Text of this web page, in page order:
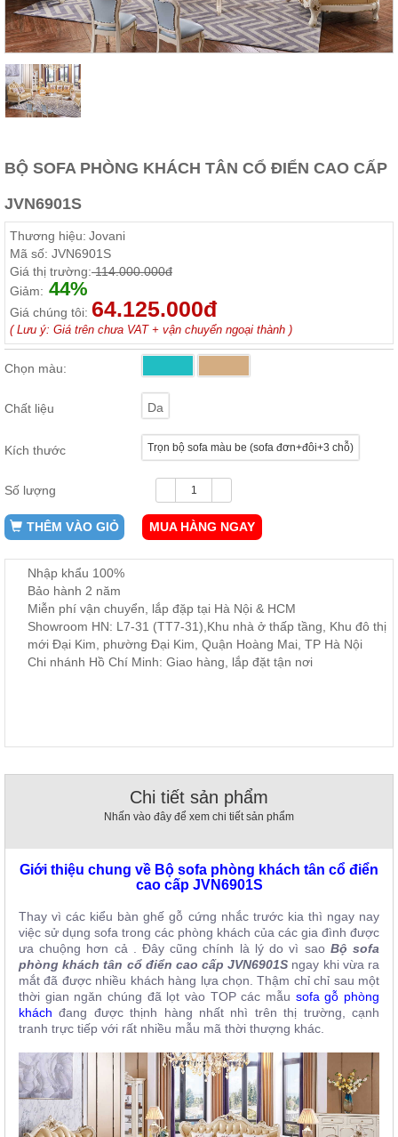
Thất
Phòng
Khách
Sofa,
tủ
rượu,
Bàn
trà...
Thất
Phòng
Giường
áo, bàn
trang
điểm
Nội
Thất
ăn,
kệ
Nội
Thất
Ban
Công,
Vườn
Trang
Nội
Nhà
Hàng
Nhà
Hàng
BỘ SOFA PHÒNG KHÁCH TÂN CỔ ĐIỂN CAO CẤP
JVN6901S
Thương hiệu: Jovani
Mã số: JVN6901S
Giá thị trường:114.000.000đ
Giảm: 44%
Giá chúng tôi: 64.125.000đ
( Lưu ý: Giá trên chưa VAT + vận chuyển ngoại thành )
Chọn màu:
Chất liệu Da
Kích thước Trọn bộ sofa màu be (sofa đơn+đôi+3 chỗ)
Số lượng
THÊM VÀO GIỎ MUA HÀNG NGAY
Nhập khẩu 100%
Bảo hành 2 năm
Miễn phí vận chuyển, lắp đặp tại Hà Nội & HCM
Showroom HN: L7-31 (TT7-31),Khu nhà ở thấp tầng, Khu đô thị
mới Đại Kim, phường Đại Kim, Quận Hoàng Mai, TP Hà Nội
Chi nhánh Hồ Chí Minh: Giao hàng, lắp đặt tận nơi
Chi tiết sản phẩm
Nhấn vào đây để xem chi tiết sản phẩm
Giới thiệu chung về Bộ sofa phòng khách tân cổ điển
cao cấp JVN6901S
Thay vì các kiểu bàn ghế gỗ cứng nhắc trước kia thì ngay nay
việc sử dụng sofa trong các phòng khách của các gia đình được
ưa chuộng hơn cả . Đây cũng chính là lý do vì sao Bộ sofa
phòng khách tân cổ điển cao cấp JVN6901S ngay khi vừa ra
mắt đã được nhiều khách hàng lựa chọn. Thậm chỉ chỉ sau một
thời gian ngăn chúng đã lọt vào TOP các mẫu sofa gỗ phòng
khách đang được thịnh hàng nhất nhì trên thị trường, cạnh
tranh trực tiếp với rất nhiều mẫu mã thời thượng khác.